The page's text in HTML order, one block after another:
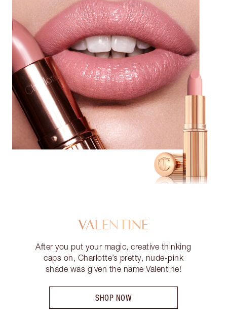
VALENTINE
After you put your magic, creative thinking
caps on, Charlotte’s pretty, nude-pink
shade was given the name Valentine!
SHOP NOW